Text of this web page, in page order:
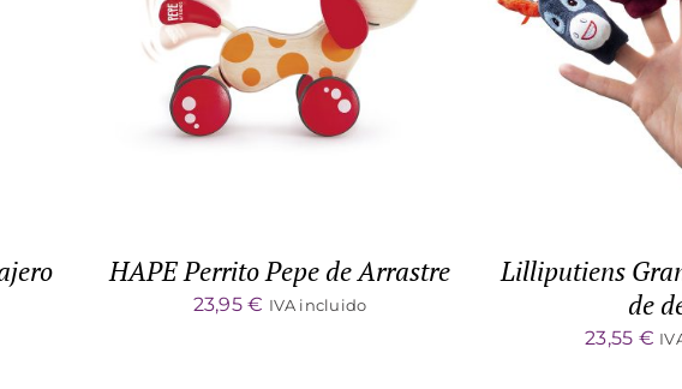
DETALLES
HAPE Perrito Pepe de Arrastre
23,95€ IVA incluido
ADD TO CART
Lilliputiens
de
23,55 €